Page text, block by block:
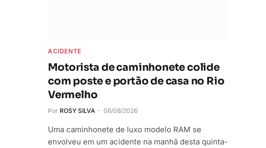
ACIDENTE
Motorista de caminhonete colide
com poste e portão de casa no Rio
Vermelho
Por ROSY SILVA 06/08/2026
Uma caminhonete de luxo modelo RAM se
envolveu em um acidente na manhã desta quinta-